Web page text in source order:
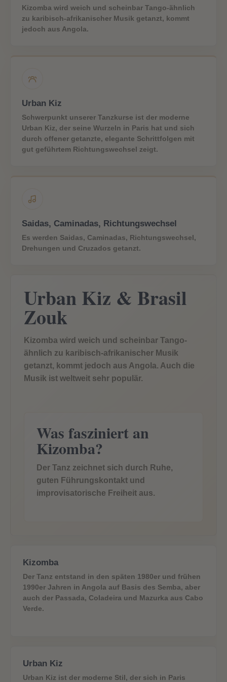
Kizomba wird weich und scheinbar Tango-ähnlich
zu karibisch-afrikanischer Musik getanzt, kommt
jedoch aus Angola.
Urban Kiz
Schwerpunkt unserer Tanzkurse ist der moderne
Urban Kiz, der seine Wurzeln in Paris hat und sich
durch offener getanzte, elegante Schrittfolgen mit
gut geführtem Richtungswechsel zeigt.
Saidas, Caminadas, Richtungswechsel
Es werden Saidas, Caminadas, Richtungswechsel,
Drehungen und Cruzados getanzt.
Urban Kiz & Brasil
Zouk
Kizomba wird weich und scheinbar Tango-
ähnlich zu karibisch-afrikanischer Musik
getanzt, kommt jedoch aus Angola. Auch die
Musik ist weltweit sehr populär.
Was fasziniert an
Kizomba?
Der Tanz zeichnet sich durch Ruhe,
guten Führungskontakt und
improvisatorische Freiheit aus.
Kizomba
Der Tanz entstand in den späten 1980er und frühen
1990er Jahren in Angola auf Basis des Semba, aber
auch der Passada, Coladeira und Mazurka aus Cabo
Verde.
Urban Kiz
Urban Kiz ist der moderne Stil, der sich in Paris
WORKSHOPS
Kursplan – aktuell
FAQ
How To Start
Kurspausen
Geschenkgutscheine
USC-Registration
Referenzen